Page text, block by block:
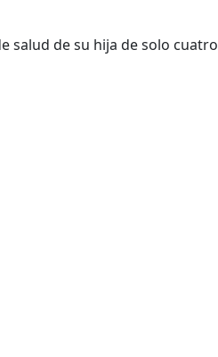
salud de su hija de solo